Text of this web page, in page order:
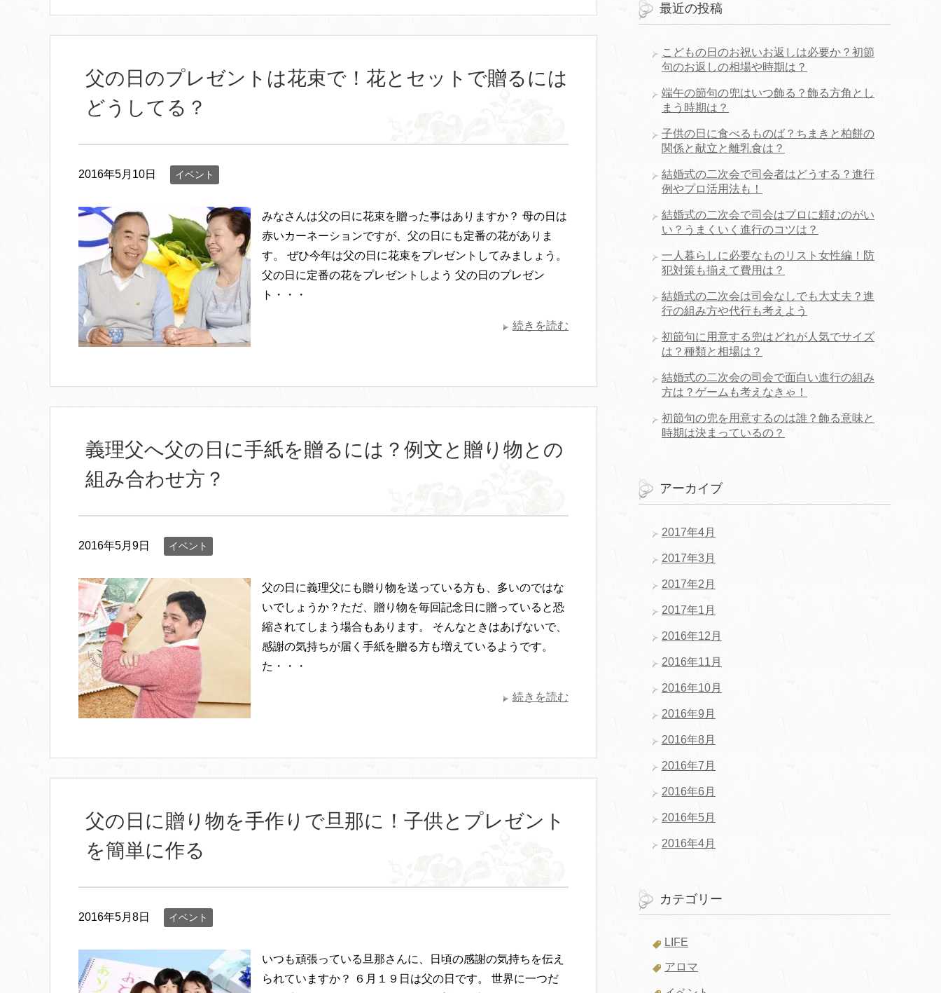
父の日のプレゼントは花束で！花とセットで贈るには
どうしてる？
2016年5月10日 イベント
みなさんは父の日に花束を贈った事はありますか？ 母の日は
赤いカーネーションですが、父の日にも定番の花がありま
す。 ぜひ今年は父の日に花束をプレゼントしてみましょう。
父の日に定番の花をプレゼントしよう 父の日のプレゼン
ト・・・
続きを読む
義理父へ父の日に手紙を贈るには？例文と贈り物との
組み合わせ方？
2016年5月9日 イベント
父の日に義理父にも贈り物を送っている方も、多いのではな
いでしょうか？ただ、贈り物を毎回記念日に贈っていると恐
縮されてしまう場合もあります。 そんなときはあげないで、
感謝の気持ちが届く手紙を贈る方も増えているようです。
た・・・
続きを読む
父の日に贈り物を手作りで旦那に！子供とプレゼント
を簡単に作る
2016年5月8日 イベント
いつも頑張っている旦那さんに、日頃の感謝の気持ちを伝え
られていますか？ ６月１９日は父の日です。 世界に一つだ
最近の投稿
こどもの日のお祝いお返しは必要か？初節
句のお返しの相場や時期は？
端午の節句の兜はいつ飾る？飾る方角とし
まう時期は？
子供の日に食べるものば？ちまきと柏餅の
関係と献立と離乳食は？
結婚式の二次会で司会者はどうする？進行
例やプロ活用法も！
結婚式の二次会で司会はプロに頼むのがい
い？うまくいく進行のコツは？
一人暮らしに必要なものリスト女性編！防
犯対策も揃えて費用は？
結婚式の二次会は司会なしでも大丈夫？進
行の組み方や代行も考えよう
初節句に用意する兜はどれが人気でサイズ
は？種類と相場は？
結婚式の二次会の司会で面白い進行の組み
方は？ゲームも考えなきゃ！
初節句の兜を用意するのは誰？飾る意味と
時期は決まっているの？
アーカイブ
2017年4月
2017年3月
2017年2月
2017年1月
2016年12月
2016年11月
2016年10月
2016年9月
2016年8月
2016年7月
2016年6月
2016年5月
2016年4月
カテゴリー
LIFE
アロマ